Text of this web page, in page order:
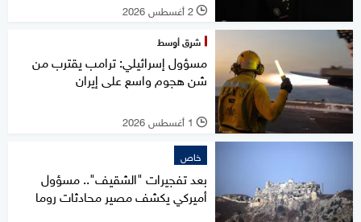
l 2 أغسطس 2026
شرق أوسط
مسؤول إسرائيلي: ترامب يقترب من
شن هجوم واسع على إيران
l 1 أغسطس 2026
خاص
بعد تفجيرات "الشقيف".. مسؤول
أميركي يكشف مصير محادثات روما